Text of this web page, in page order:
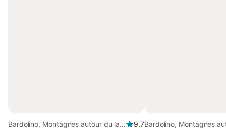
Bardolino, Montagnes autour du lac
9,7Bardolino, Montagnes